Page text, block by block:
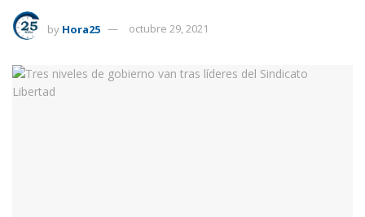
by Hora25 octubre 29, 2021